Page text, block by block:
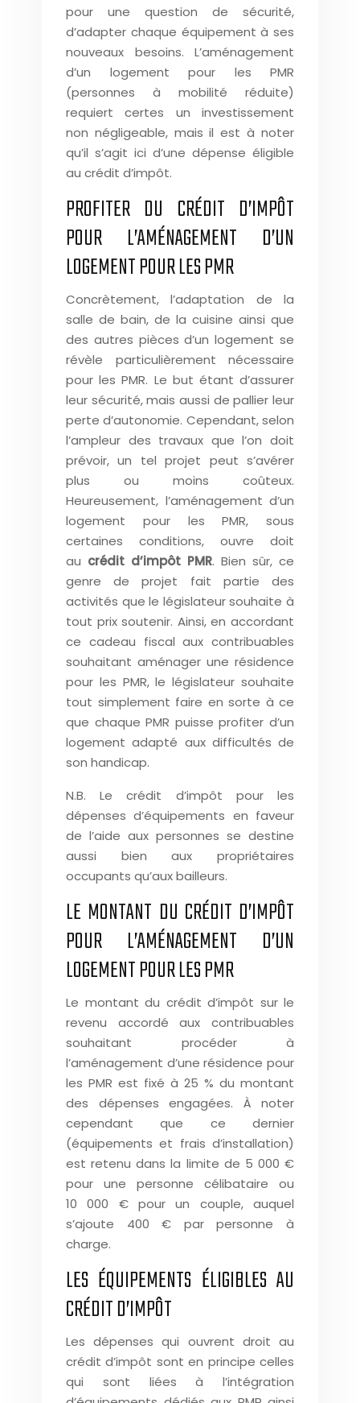
pour une question de sécurité,
d’adapter chaque équipement à ses
nouveaux besoins. L’aménagement
d’un logement pour les PMR
(personnes à mobilité réduite)
requiert certes un investissement
non négligeable, mais il est à noter
qu’il s’agit ici d’une dépense éligible
au crédit d’impôt.
PROFITER DU CRÉDIT D’IMPÔT
POUR L’AMÉNAGEMENT D’UN
LOGEMENT POUR LES PMR
Concrètement, l’adaptation de la
salle de bain, de la cuisine ainsi que
des autres pièces d’un logement se
révèle particulièrement nécessaire
pour les PMR. Le but étant d’assurer
leur sécurité, mais aussi de pallier leur
perte d’autonomie. Cependant, selon
l’ampleur des travaux que l’on doit
prévoir, un tel projet peut s’avérer
plus ou moins coûteux.
Heureusement, l’aménagement d’un
logement pour les PMR, sous
certaines conditions, ouvre doit
au crédit d’impôt PMR. Bien sûr, ce
genre de projet fait partie des
activités que le législateur souhaite à
tout prix soutenir. Ainsi, en accordant
ce cadeau fiscal aux contribuables
souhaitant aménager une résidence
pour les PMR, le législateur souhaite
tout simplement faire en sorte à ce
que chaque PMR puisse profiter d’un
logement adapté aux difficultés de
son handicap.
N.B. Le crédit d’impôt pour les
dépenses d’équipements en faveur
de l’aide aux personnes se destine
aussi bien aux propriétaires
occupants qu’aux bailleurs.
LE MONTANT DU CRÉDIT D’IMPÔT
POUR L’AMÉNAGEMENT D’UN
LOGEMENT POUR LES PMR
Le montant du crédit d’impôt sur le
revenu accordé aux contribuables
souhaitant procéder à
l’aménagement d’une résidence pour
les PMR est fixé à 25 % du montant
des dépenses engagées. À noter
cependant que ce dernier
(équipements et frais d’installation)
est retenu dans la limite de 5 000 €
pour une personne célibataire ou
10 000 € pour un couple, auquel
s’ajoute 400 € par personne à
charge.
LES ÉQUIPEMENTS ÉLIGIBLES AU
CRÉDIT D’IMPÔT
Les dépenses qui ouvrent droit au
crédit d’impôt sont en principe celles
qui sont liées à l’intégration